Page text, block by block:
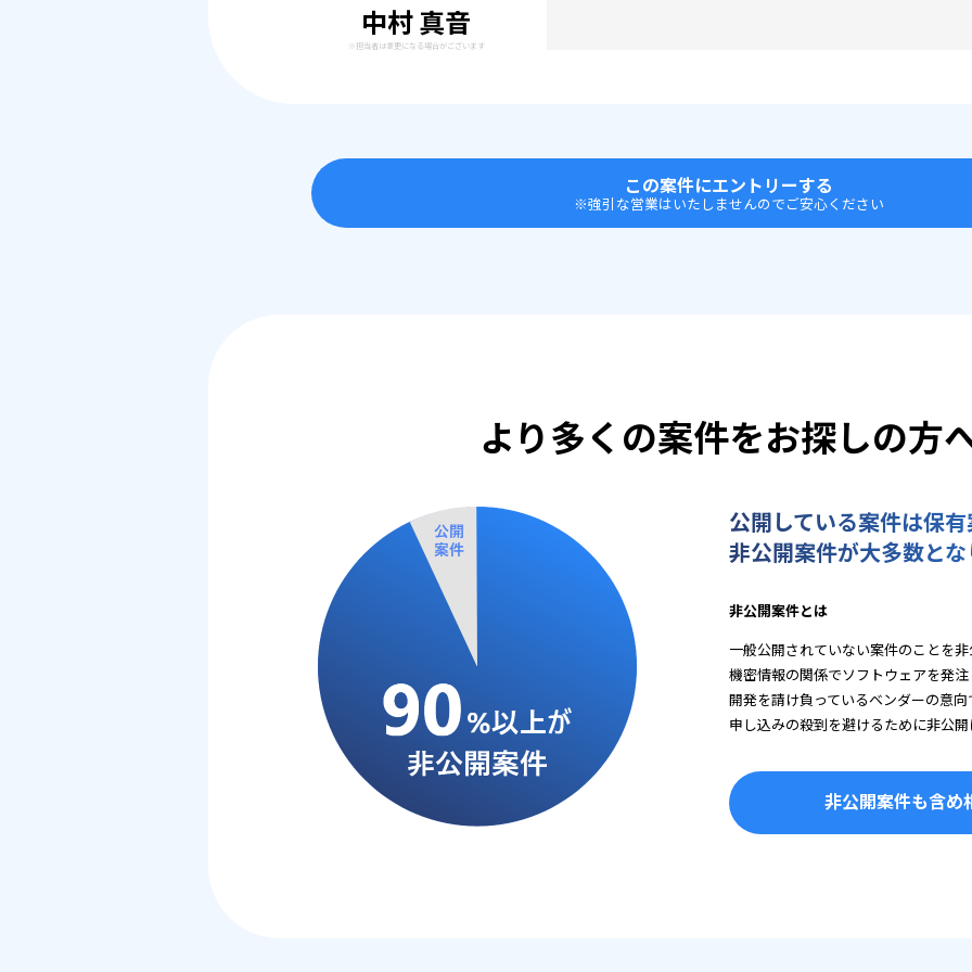
中村 真音
※担当者は変更になる場合がございます
この案件にエントリーする
※強引な営業はいたしませんのでご安心ください
より多くの案件をお探しの方
公開している案件は保
非公開案件が大多数と
非公開案件とは
一般公開されていない案件のことを
機密情報の関係でソフトウェアを発
開発を請け負っているベンダーの意
申し込みの殺到を避けるために非公
非公開案件も含め